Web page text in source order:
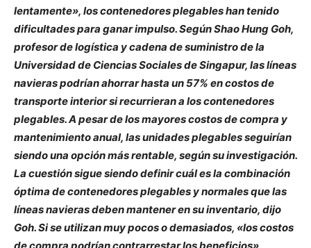
lentamente», los contenedores plegables han tenido
dificultades para ganar impulso. Según Shao Hung Goh,
profesor de logística y cadena de suministro de la
Universidad de Ciencias Sociales de Singapur, las líneas
navieras podrían ahorrar hasta un 57% en costos de
transporte interior si recurrieran a los contenedores
plegables. A pesar de los mayores costos de compra y
mantenimiento anual, las unidades plegables seguirían
siendo una opción más rentable, según su investigación.
La cuestión sigue siendo definir cuál es la combinación
óptima de contenedores plegables y normales que las
líneas navieras deben mantener en su inventario, dijo
Goh. Si se utilizan muy pocos o demasiados, «los costos